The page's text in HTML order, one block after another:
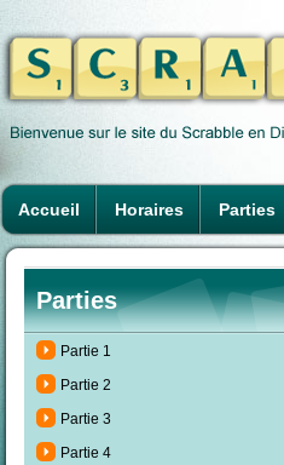
Accueil Horaires Parties
Parties
Partie 1
Partie 2
Partie 3
Partie 4